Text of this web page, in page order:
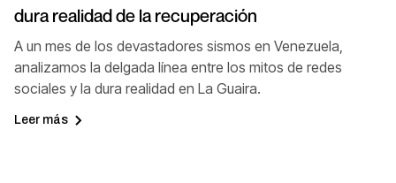
dura realidad de la recuperación
A un mes de los devastadores sismos en Venezuela,
analizamos la delgada línea entre los mitos de redes
sociales y la dura realidad en La Guaira.
Leer más